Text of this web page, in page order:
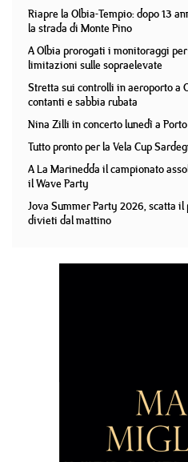
Riapre la Olbia-Tempio: dopo 13
la strada di Monte Pino
A Olbia prorogati i monitoraggi
limitazioni sulle sopraelevate
Stretta sui controlli in aeroporto a
contanti e sabbia rubata
Nina Zilli in concerto lunedì a
Tutto pronto per la Vela Cup
A La Marinedda il campionato
il Wave Party
Jova Summer Party 2026, scatta
divieti dal mattino